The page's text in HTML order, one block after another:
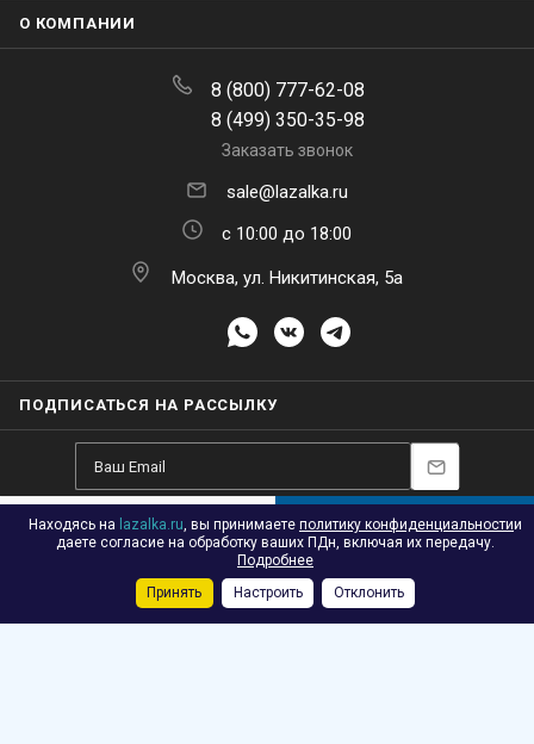
В КОРЗИНУ
О КОМПАНИИ
8 (800) 777-62-08
8 (499) 350-35-98
Заказать звонок
sale@lazalka.ru
с 10:00 до 18:00
Москва, ул. Никитинская, 5а
ПОДПИСАТЬСЯ НА РАССЫЛКУ
2026 © Лазалка - интернет-магазин детских спортивных товаров в
Москве
Находясь на lazalka.ru, вы принимаете политику конфиденциальностии
даете согласие на обработку ваших ПДн, включая их передачу.
Подробнее
Принять
Настроить Отклонить
Акции Корзина Контакты Сравнение